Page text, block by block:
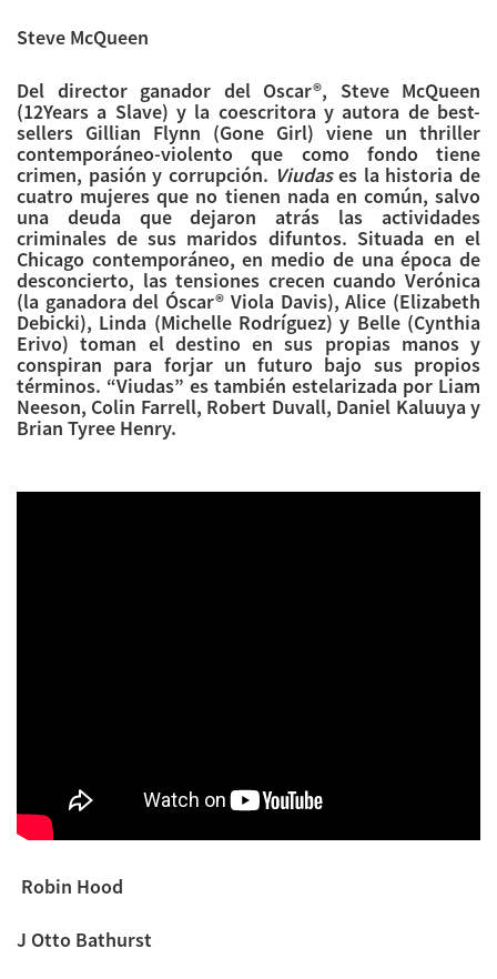
Steve McQueen
Del director ganador del Oscar®, Steve McQueen
(12Years a Slave) y la coescritora y autora de best-
sellers Gillian Flynn (Gone Girl) viene un thriller
contemporáneo-violento que como fondo tiene
crimen, pasión y corrupción. Viudases la historia de
cuatro mujeres que no tienen nada en común, salvo
una deuda que dejaron atrás las actividades
criminales de sus maridos difuntos. Situada en el
Chicago contemporáneo, en medio de una época de
desconcierto, las tensiones crecen cuando Verónica
(la ganadora del Óscar® Viola Davis), Alice (Elizabeth
Debicki), Linda (Michelle Rodríguez) y Belle (Cynthia
Erivo) toman el destino en sus propias manos y
conspiran para forjar un futuro bajo sus propios
términos. “Viudas” es también estelarizada por Liam
Neeson, Colin Farrell, Robert Duvall, Daniel Kaluuya y
Brian Tyree Henry.
Robin Hood
J Otto Bathurst